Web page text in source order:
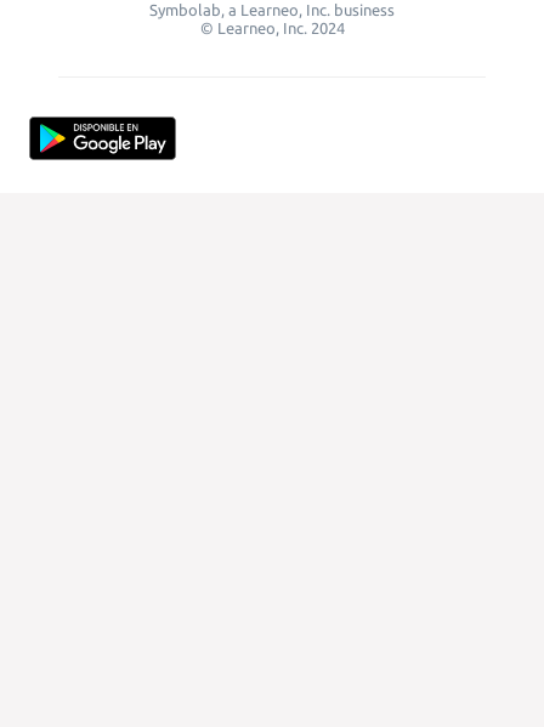
Symbolab, a Learneo, Inc. business
© Learneo, Inc. 2024